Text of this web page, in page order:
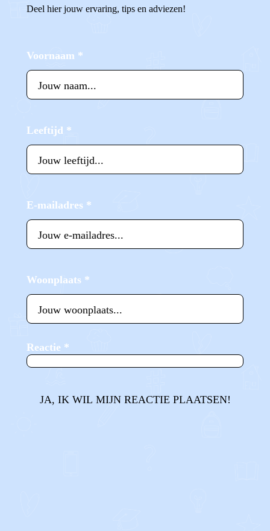
Deel hier jouw ervaring, tips en adviezen!
Voornaam *
Leeftijd *
E-mailadres *
Woonplaats *
Reactie *
JA, IK WIL MIJN REACTIE PLAATSEN!